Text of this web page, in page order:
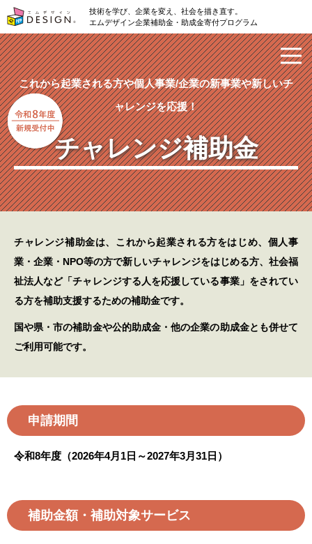
技術を学び、企業を変え、社会を描き直す。
エムデザイン企業補助金・助成金寄付プログラム
これから起業される方や個人事業/企業の新事業や新しいチ
ャレンジを応援！
チャレンジ補助金
チャレンジ補助金は、これから起業される方をはじめ、個人事
業・企業・NPO等の方で新しいチャレンジをはじめる方、 社会福
祉法人など「チャレンジする人を応援している事業」をされてい
る方を補助支援するための補助金です。
国や県・市の補助金や公的助成金・他の企業の助成金とも併せて
ご利用可能です。
申請期間
令和8年度（2026年4月1日～2027年3月31日）
補助金額・補助対象サービス